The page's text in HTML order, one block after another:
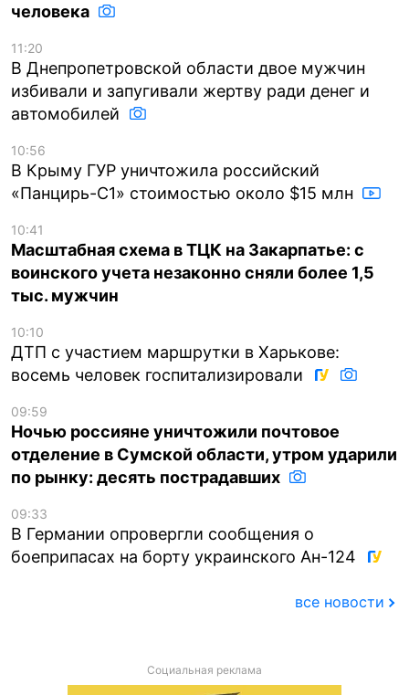
человека
11:20
В Днепропетровской области двое мужчин
избивали и запугивали жертву ради денег и
автомобилей
10:56
В Крыму ГУР уничтожила российский
«Панцирь-С1» стоимостью около $15 млн
10:41
Масштабная схема в ТЦК на Закарпатье: с
воинского учета незаконно сняли более 1,5
тыс. мужчин
10:10
ДТП с участием маршрутки в Харькове:
восемь человек госпитализировали
09:59
Ночью россияне уничтожили почтовое
отделение в Сумской области, утром ударили
по рынку: десять пострадавших
09:33
В Германии опровергли сообщения о
боеприпасах на борту украинского Ан-124
все новости
Социальная реклама